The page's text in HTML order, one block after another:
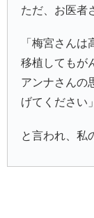
ただ、お医者
「梅宮さん
移植してもが
アンナさんの
げてください」
と言われ、私